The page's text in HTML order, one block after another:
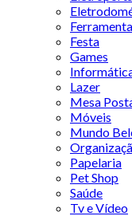
Festa
Games
Lazer
Mesa
Móveis
Mundo
Papelaria
Pet Shop
Saúde
Tv e Vídeo